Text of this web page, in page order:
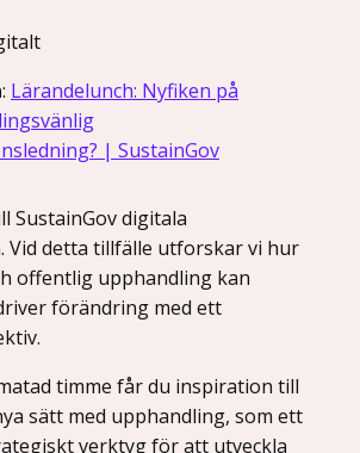
: Lärandelunch: Nyfiken på
| SustainGov
SustainGov digitala
Vid detta tillfälle utforskar vi hur
offentlig upphandling kan
förändring med ett
timme får du inspiration till
sätt med upphandling, som ett
verktyg för att utveckla